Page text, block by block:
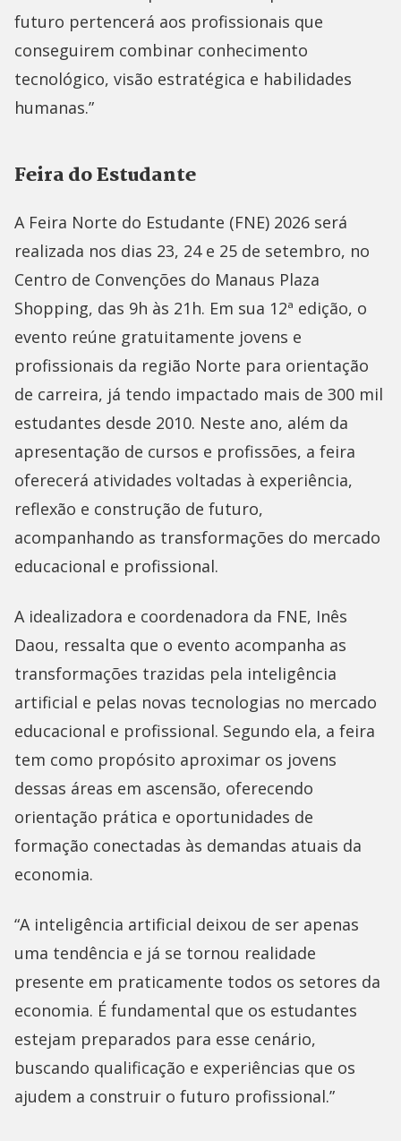
futuro pertencerá aos profissionais que
conseguirem combinar conhecimento
tecnológico, visão estratégica e habilidades
humanas.”
Feira do Estudante
A Feira Norte do Estudante (FNE) 2026 será
realizada nos dias 23, 24 e 25 de setembro, no
Centro de Convenções do Manaus Plaza
Shopping, das 9h às 21h. Em sua 12ª edição, o
evento reúne gratuitamente jovens e
profissionais da região Norte para orientação
de carreira, já tendo impactado mais de 300 mil
estudantes desde 2010. Neste ano, além da
apresentação de cursos e profissões, a feira
oferecerá atividades voltadas à experiência,
reflexão e construção de futuro,
acompanhando as transformações do mercado
educacional e profissional.
A idealizadora e coordenadora da FNE, Inês
Daou, ressalta que o evento acompanha as
transformações trazidas pela inteligência
artificial e pelas novas tecnologias no mercado
educacional e profissional. Segundo ela, a feira
tem como propósito aproximar os jovens
dessas áreas em ascensão, oferecendo
orientação prática e oportunidades de
formação conectadas às demandas atuais da
economia.
“A inteligência artificial deixou de ser apenas
uma tendência e já se tornou realidade
presente em praticamente todos os setores da
economia. É fundamental que os estudantes
estejam preparados para esse cenário,
buscando qualificação e experiências que os
ajudem a construir o futuro profissional.”